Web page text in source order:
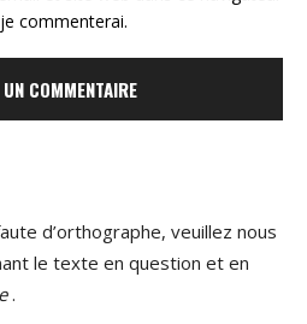
commenterai.
d’orthographe, veuillez nous
le texte en question et en
.